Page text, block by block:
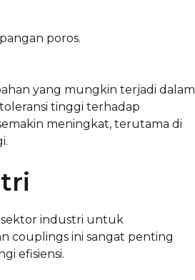
poros.
yang mungkin terjadi dalam
tinggi terhadap
meningkat, terutama di
sektor industri untuk
couplings ini sangat penting
efisiensi.